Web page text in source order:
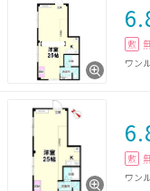
敷
ワン
敷
ワン